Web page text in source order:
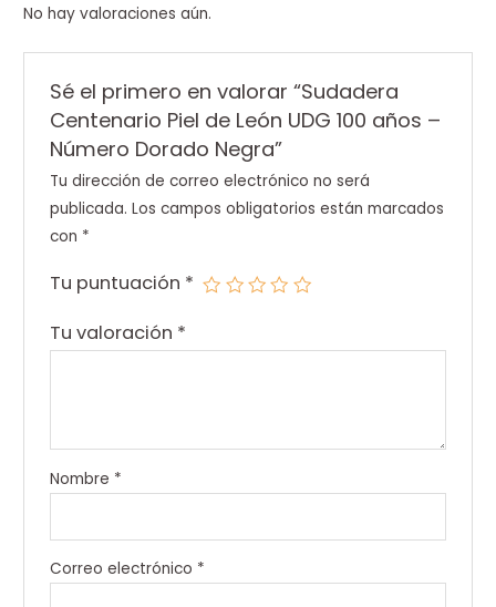
No hay valoraciones aún.
Sé el primero en valorar “Sudadera
Centenario Piel de León UDG 100 años –
Número Dorado Negra”
Tu dirección de correo electrónico no será
publicada. Los campos obligatorios están marcados
con *
Tu puntuación *
Tu valoración *
Nombre *
Correo electrónico *